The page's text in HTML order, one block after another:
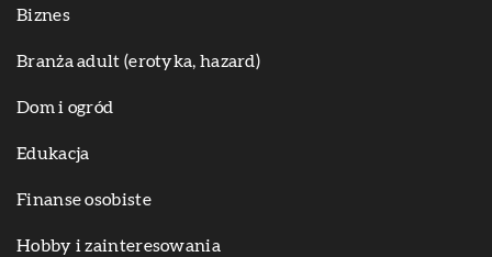
Biznes
Branża adult (erotyka, hazard)
Dom i ogród
Edukacja
Finanse osobiste
Hobby i zainteresowania